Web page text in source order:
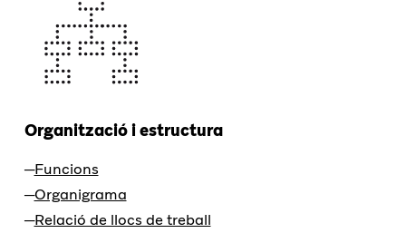
Organització i estructura
Funcions
Organigrama
Relació de llocs de treball